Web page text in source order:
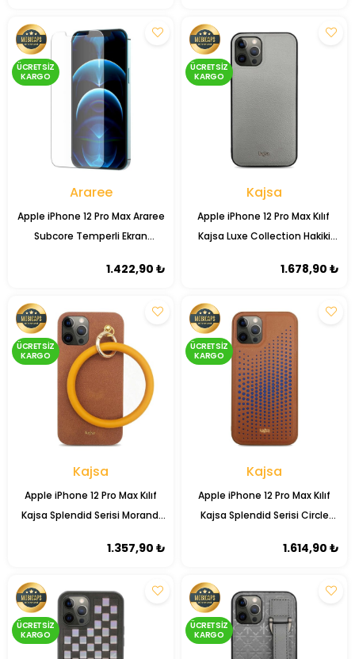
Araree
Apple iPhone 12 Pro Max Araree
Subcore Temperli Ekran
ÜCRETSIZ
KARGO
1.422,90 ₺
Kajsa
Apple iPhone 12 Pro Max Kılıf ​
Kajsa Luxe Collection Hakiki
ÜCRETSIZ
KARGO
1.678,90 ₺
Kajsa
Apple iPhone 12 Pro Max Kılıf
Kajsa Splendid Serisi Morandi
ÜCRETSIZ
KARGO
1.357,90 ₺
Kajsa
Apple iPhone 12 Pro Max Kılıf
Kajsa Splendid Serisi Circle
ÜCRETSIZ
KARGO
1.614,90 ₺
ÜCRETSIZ
KARGO
ÜCRETSIZ
KARGO